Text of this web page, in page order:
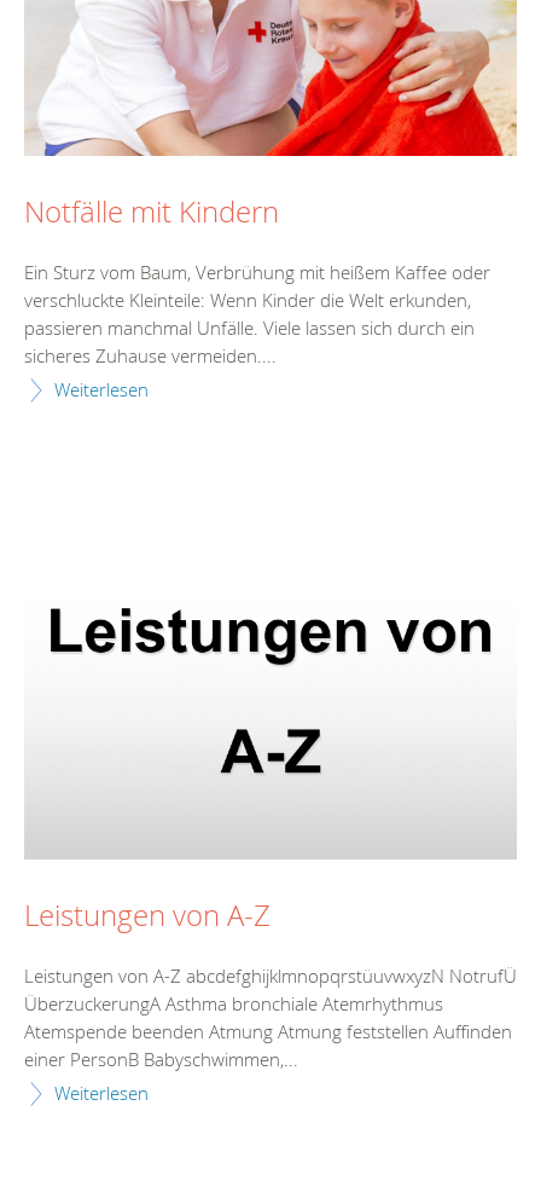
Notfälle mit Kindern
Ein Sturz vom Baum, Verbrühung mit heißem Kaffee oder
verschluckte Kleinteile: Wenn Kinder die Welt erkunden,
passieren manchmal Unfälle. Viele lassen sich durch ein
sicheres Zuhause vermeiden....
Weiterlesen
Leistungen von A-Z
Leistungen von A-Z abcdefghijklmnopqrstüuvwxyzN NotrufÜ
ÜberzuckerungA Asthma bronchiale Atemrhythmus
Atemspende beenden Atmung Atmung feststellen Auffinden
einer PersonB Babyschwimmen,...
Weiterlesen